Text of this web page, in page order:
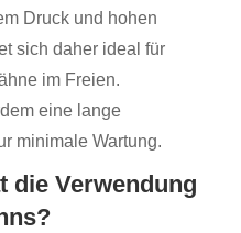
Druck und hohen
sich daher ideal für
im Freien.
eine lange
minimale Wartung.
die Verwendung